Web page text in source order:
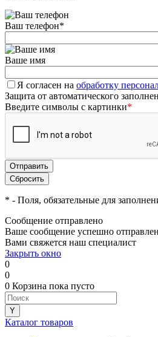
Ваш телефон*
Ваше имя
Я согласен на обработку
Защита от автоматического
Введите символы с картинки*
* - Поля, обязательные для
Сообщение отправлено
Ваше сообщение успешно
Вами свяжется наш специалист
Закрыть окно
0
0
0 Корзина пока пусто
Каталог товаров